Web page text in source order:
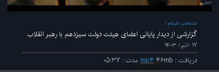
منتخب فیلم
گزارشی از دیدار پایانی اعضای هیئت دولت سیزدهم با رهبر انقلاب
۱۷ /تیر/ ۱۴۰۳
دریافت : mp۴ ۴۶mb مدت : ۰۵:۳۷